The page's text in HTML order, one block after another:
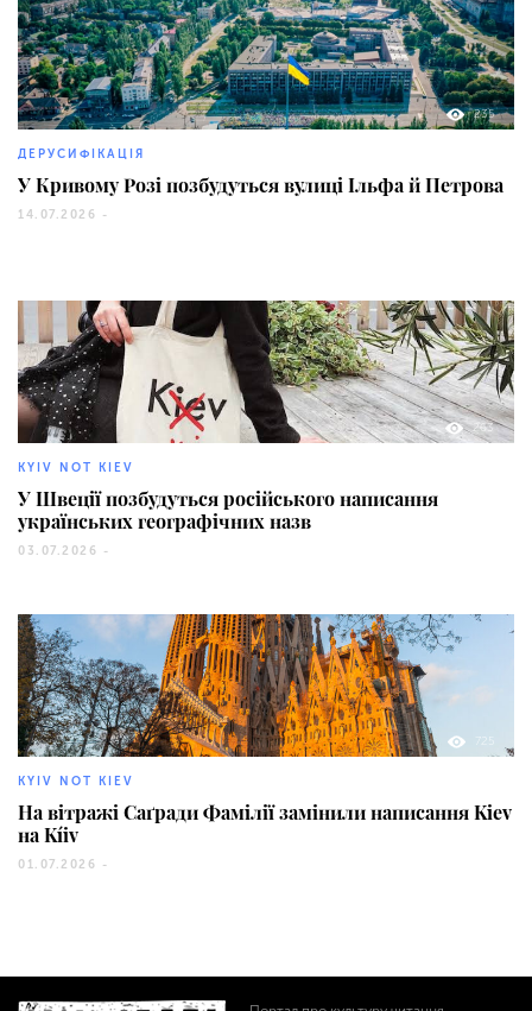
235
ДЕРУСИФІКАЦІЯ
У Кривому Розі позбудуться вулиці Ільфа й Петрова
14.07.2026 -
263
KYIV NOT KIEV
У Швеції позбудуться російського написання
українських географічних назв
03.07.2026 -
725
KYIV NOT KIEV
На вітражі Саґради Фамілії замінили написання Kiev
на Kíiv
01.07.2026 -